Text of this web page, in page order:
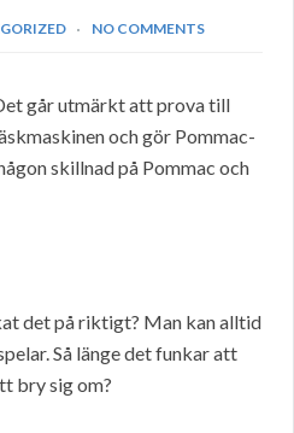
NO COMMENTS
går utmärkt att prova till
och gör Pommac-
skillnad på Pommac och
det på riktigt? Man kan alltid
Så länge det funkar att
bry sig om?